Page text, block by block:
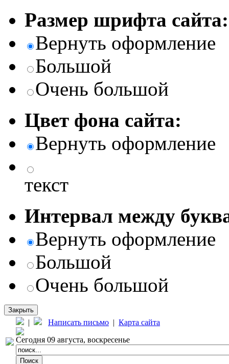
Размер шрифта сайта:
Вернуть оформление
Большой
Очень большой
Цвет фона сайта:
Вернуть оформление
текст
Интервал между
Вернуть оформление
Большой
Очень большой
Закрыть
| Написать письмо | Карта сайта
Сегодня 09 августа, воскресенье